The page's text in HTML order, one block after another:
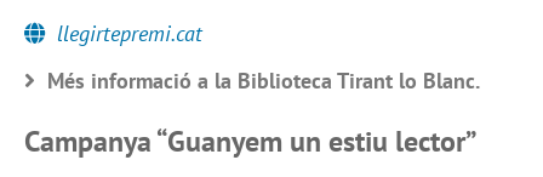
llegirtepremi.cat
Més informació a la Biblioteca Tirant lo Blanc.
Campanya “Guanyem un estiu lector”